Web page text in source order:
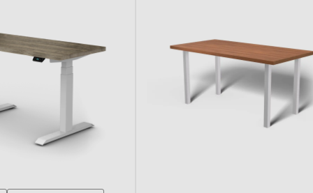
na vyskúšianie. Odosielame ihneď.